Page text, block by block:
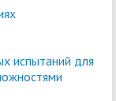
испытаний для